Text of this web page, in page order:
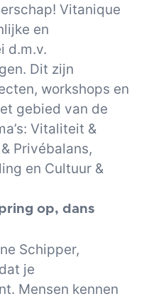
Vitanique
en
d.m.v.
Dit zijn
workshops en
gebied van de
Vitaliteit &
Privébalans,
en Cultuur &
op, dans
Schipper,
je
Mensen kennen